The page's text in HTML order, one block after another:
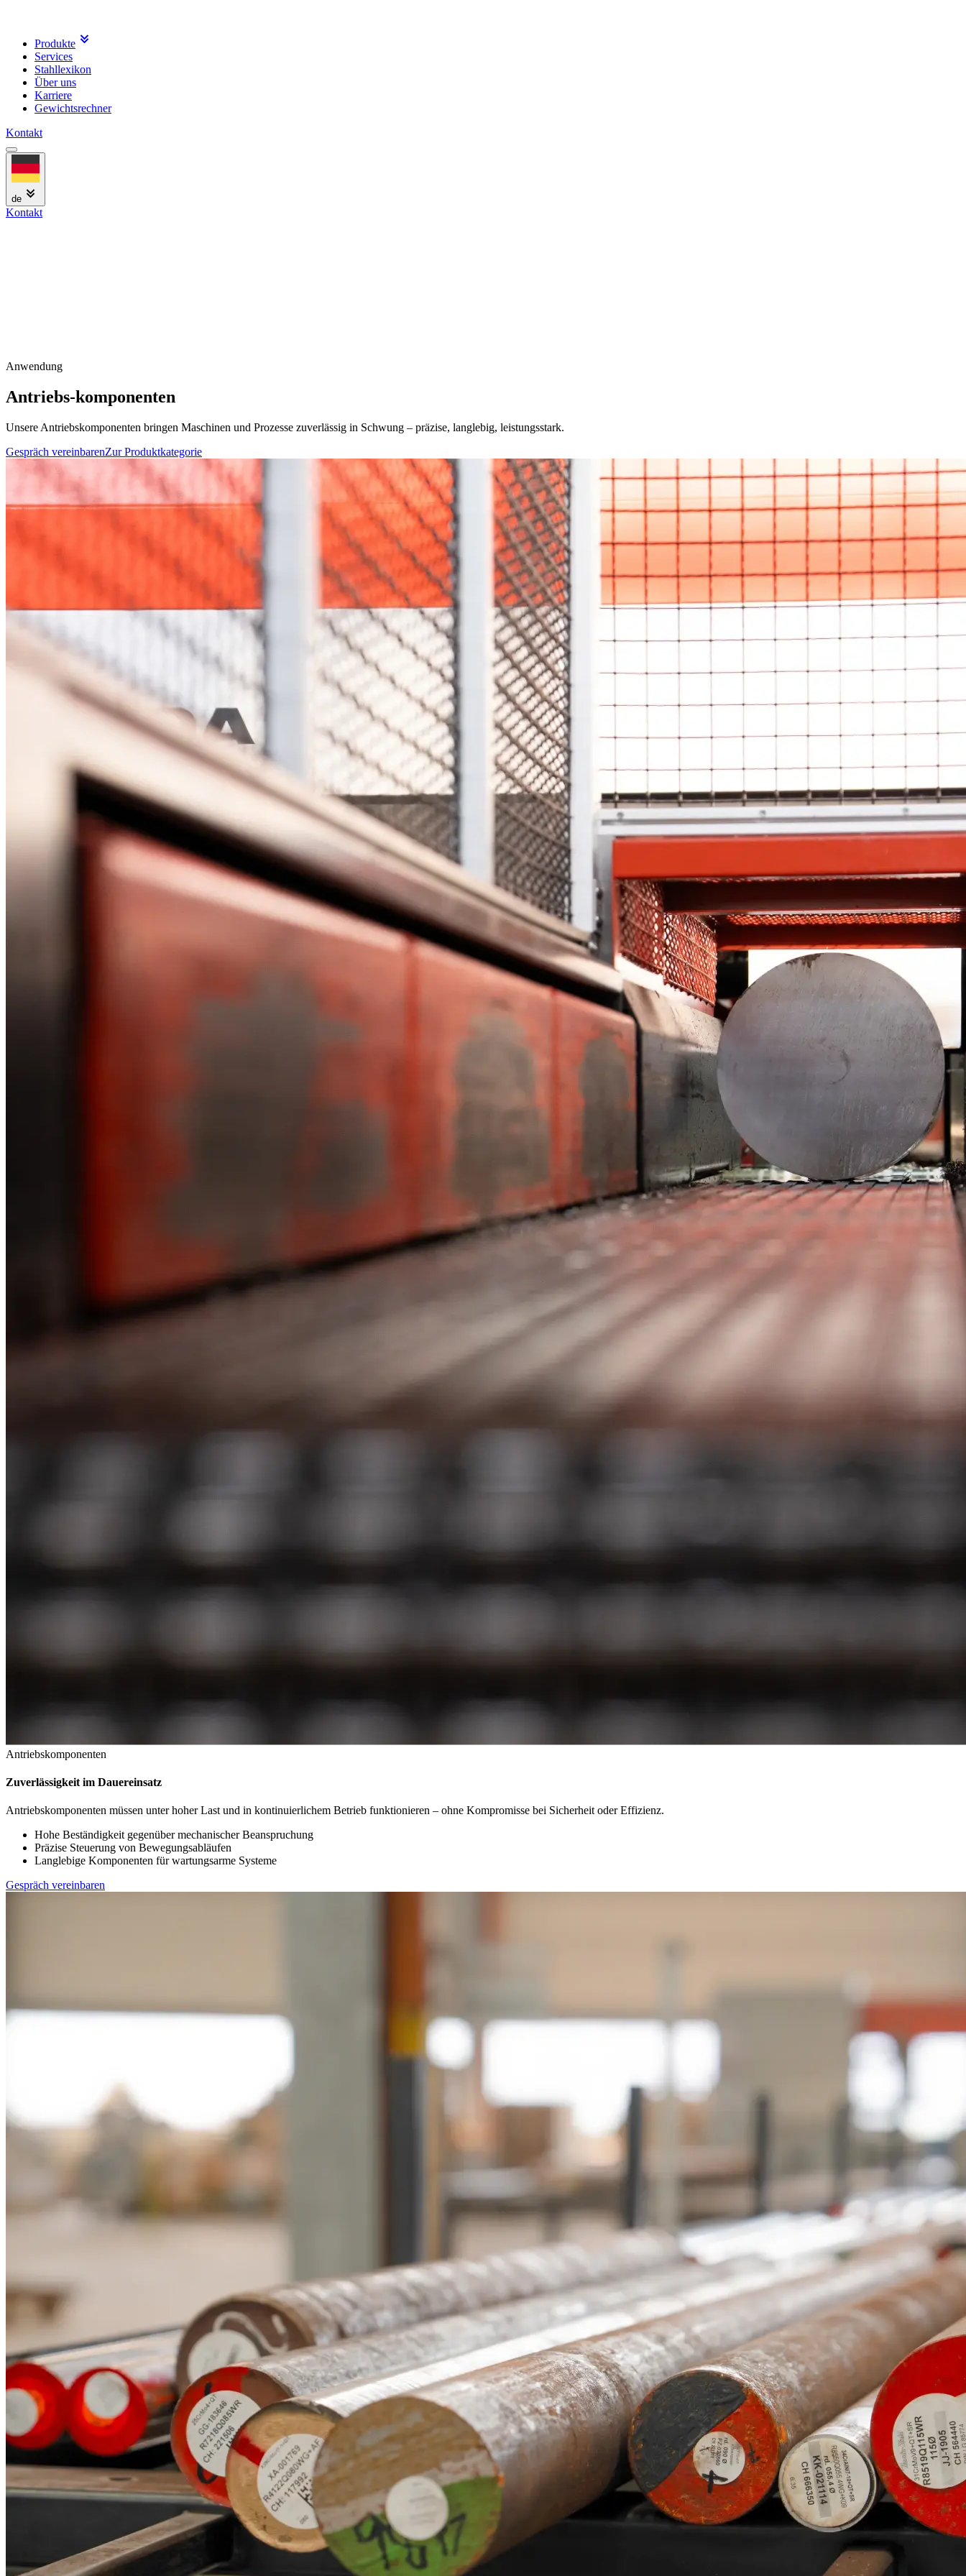
Produkte
Services
Stahllexikon
Über uns
Karriere
Gewichtsrechner
Kontakt
de
Kontakt
Anwendung
Antriebs-komponenten
Unsere Antriebskomponenten bringen Maschinen und Prozesse zuverlässig in Schwung – präzise, langlebig, leistungsstark.
Gespräch vereinbarenZur Produktkategorie
Antriebskomponenten
Zuverlässigkeit im Dauereinsatz
Antriebskomponenten müssen unter hoher Last und in kontinuierlichem Betrieb funktionieren – ohne Kompromisse bei Sicherheit oder Effizienz.
Hohe Beständigkeit gegenüber mechanischer Beanspruchung
Präzise Steuerung von Bewegungsabläufen
Langlebige Komponenten für wartungsarme Systeme
Gespräch vereinbaren